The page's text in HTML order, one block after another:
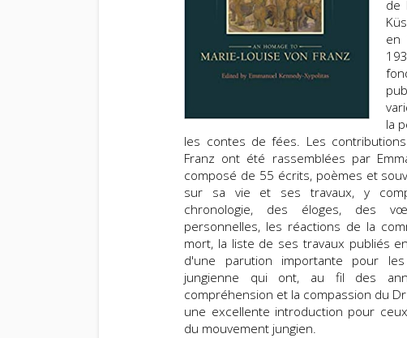
de
en
la
les contes de fées. Les
Franz ont été rassemblées par
composé de 55 écrits, poèmes et
sur sa vie et ses travaux, y
chronologie, des éloges, des
personnelles, les réactions de la
mort, la liste de ses travaux publiés
d'une parution importante pour
jungienne qui ont, au fil des
compréhension et la compassion du
une excellente introduction pour
du mouvement jungien.